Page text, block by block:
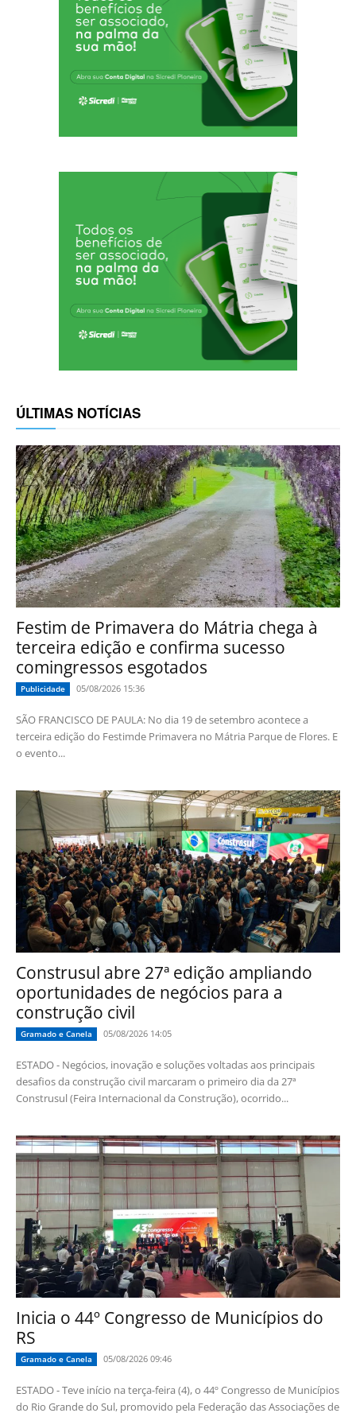
ÚLTIMAS NOTÍCIAS
Festim de Primavera do Mátria chega à
terceira edição e confirma sucesso
comingressos esgotados
Publicidade 05/08/2026 15:36
SÃO FRANCISCO DE PAULA: No dia 19 de setembro acontece a
terceira edição do Festimde Primavera no Mátria Parque de Flores. E
o evento...
Construsul abre 27ª edição ampliando
oportunidades de negócios para a
construção civil
Gramado e Canela 05/08/2026 14:05
ESTADO - Negócios, inovação e soluções voltadas aos principais
desafios da construção civil marcaram o primeiro dia da 27ª
Construsul (Feira Internacional da Construção), ocorrido...
Inicia o 44º Congresso de Municípios do
RS
Gramado e Canela 05/08/2026 09:46
ESTADO - Teve início na terça-feira (4), o 44º Congresso de Municípios
do Rio Grande do Sul, promovido pela Federação das Associações de